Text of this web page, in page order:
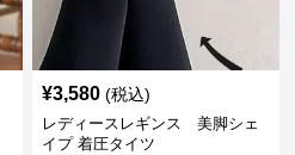
¥3,580 (税込)
レディースレギンス 美脚シェ
イプ 着圧タイツ